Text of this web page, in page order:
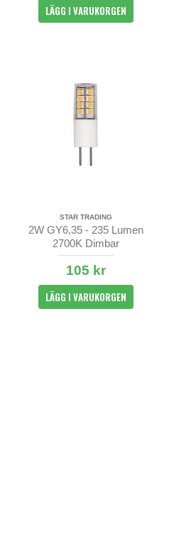
LÄGG I VARUKORGEN
STAR TRADING
2W GY6,35 - 235 Lumen
2700K Dimbar
105 kr
LÄGG I VARUKORGEN